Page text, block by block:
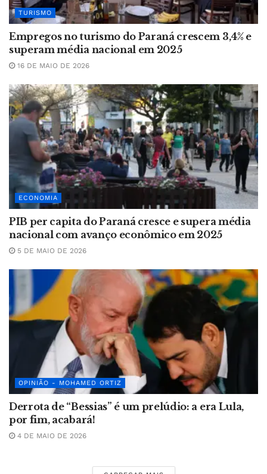
TURISMO
Empregos no turismo do Paraná crescem 3,4% e
superam média nacional em 2025
16 DE MAIO DE 2026
ECONOMIA
PIB per capita do Paraná cresce e supera média
nacional com avanço econômico em 2025
5 DE MAIO DE 2026
OPINIÃO - MOHAMED ORTIZ
Derrota de “Bessias” é um prelúdio: a era Lula,
por fim, acabará!
4 DE MAIO DE 2026